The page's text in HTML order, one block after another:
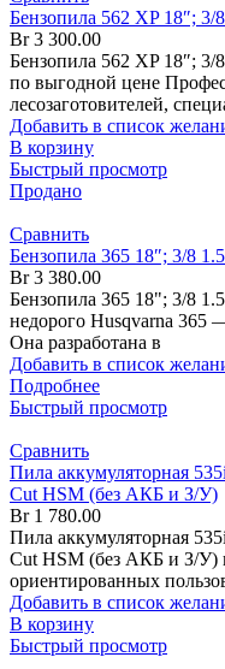
Бензопила 562 XP 18″;
Br3 300.00
Бензопила 562 XP 18″;
по выгодной цене
лесозаготовителей,
Добавить в список
В корзину
Быстрый просмотр
Продано
Сравнить
Бензопила 365 18″; 3/8
Br3 380.00
Бензопила 365 18"; 3/8
недорого Husqvarna 365
Она разработана в
Добавить в список
Подробнее
Быстрый просмотр
Сравнить
Пила аккумуляторная
Cut HSM (без АКБ и З/У)
Br1 780.00
Пила аккумуляторная
Cut HSM (без АКБ и З/У)
ориентированных
Добавить в список
В корзину
Быстрый просмотр